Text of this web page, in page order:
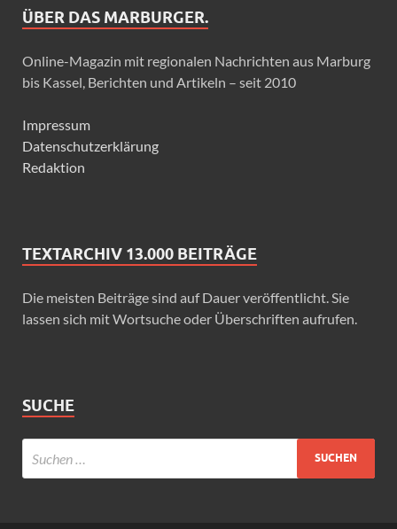
ÜBER DAS MARBURGER.
Online-Magazin mit regionalen Nachrichten aus Marburg
bis Kassel, Berichten und Artikeln – seit 2010
Impressum
Datenschutzerklärung
Redaktion
TEXTARCHIV 13.000 BEITRÄGE
Die meisten Beiträge sind auf Dauer veröffentlicht. Sie
lassen sich mit Wortsuche oder Überschriften aufrufen.
SUCHE